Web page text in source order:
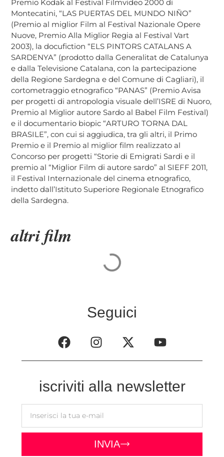
Premio Kodak al Festival Filmvideo 2000 di
Montecatini, “LAS PUERTAS DEL MUNDO NIÑO”
(Premio al miglior Film al Festival Nazionale Opere
Nuove, Premio Alla Miglior Regia al Festival Vart
2003), la docufiction “ELS PINTORS CATALANS A
SARDENYA” (prodotto dalla Generalitat de Catalunya
e dalla Televisione Catalana, con la partecipazione
della Regione Sardegna e del Comune di Cagliari), il
cortometraggio etnografico “PANAS” (Premio Avisa
per progetti di antropologia visuale dell’ISRE di Nuoro,
Premio al Miglior autore Sardo al Babel Film Festival)
e il documentario biopic “ARTURO TORNA DAL
BRASILE”, con cui si aggiudica, tra gli altri, il Primo
Premio e il Premio al miglior film realizzato al
Concorso per progetti “Storie di Emigrati Sardi e il
premio al “Miglior Film di autore sardo” al SIEFF 2011,
il Festival Internazionale del cinema etnografico,
indetto dall’Istituto Superiore Regionale Etnografico
della Sardegna.
altri film
Seguici
iscriviti alla newsletter
INVIA